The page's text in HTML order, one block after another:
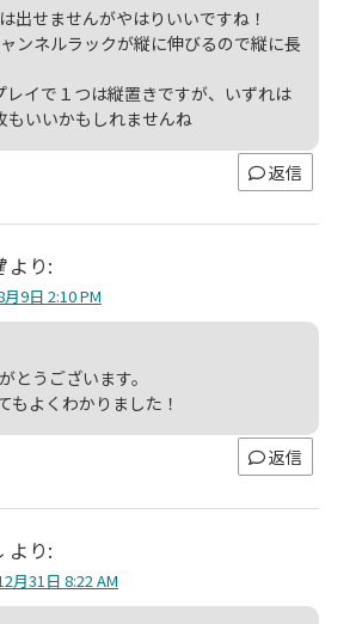
出せませんがやはりいいですね！
ンネルラックが縦に伸びるので縦に長
レイで１つは縦置きですが、いずれは
もいいかもしれませんね
返信
より:
9日 2:10 PM
とうございます。
もよくわかりました！
返信
より:
月31日 8:22 AM